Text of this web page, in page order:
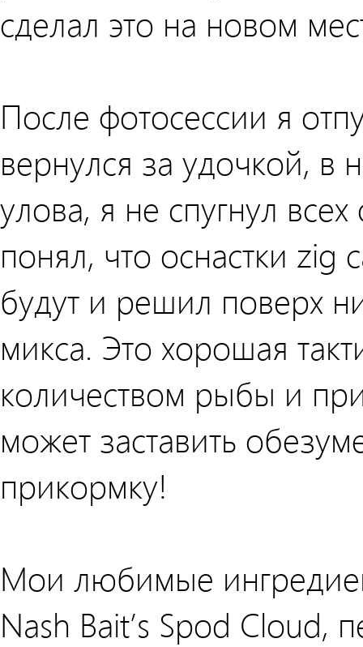
сделал это на новом
После фотосессии я
вернулся за удочкой, в
улова, я не спугнул
понял, что оснастки zig
будут и решил поверх
микса. Это хорошая
количеством рыбы и
может заставить
прикормку!
Мои любимые
Nash Bait’s Spod Cloud,